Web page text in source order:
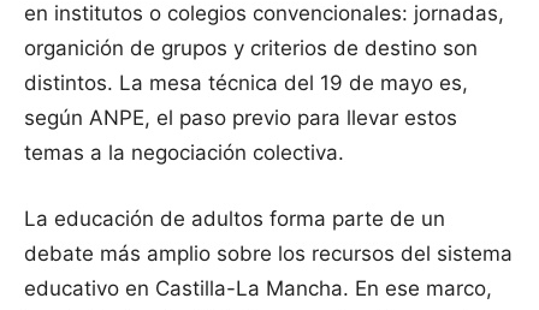
en institutos o colegios convencionales: jornadas,
organición de grupos y criterios de destino son
distintos. La mesa técnica del 19 de mayo es,
según ANPE, el paso previo para llevar estos
temas a la negociación colectiva.
La educación de adultos forma parte de un
debate más amplio sobre los recursos del sistema
educativo en Castilla-La Mancha. En ese marco,